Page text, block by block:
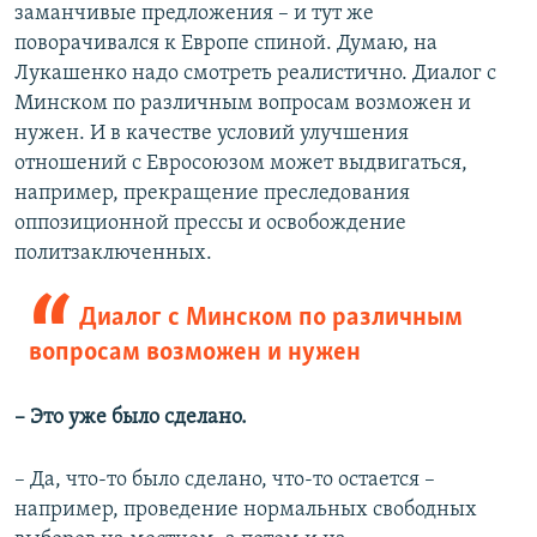
заманчивые предложения – и тут же
поворачивался к Европе спиной. Думаю, на
Лукашенко надо смотреть реалистично. Диалог с
Минском по различным вопросам возможен и
нужен. И в качестве условий улучшения
отношений с Евросоюзом может выдвигаться,
например, прекращение преследования
оппозиционной прессы и освобождение
политзаключенных.
Диалог с Минском по различным
вопросам возможен и нужен
– Это уже было сделано.
– Да, что-то было сделано, что-то остается –
например, проведение нормальных свободных